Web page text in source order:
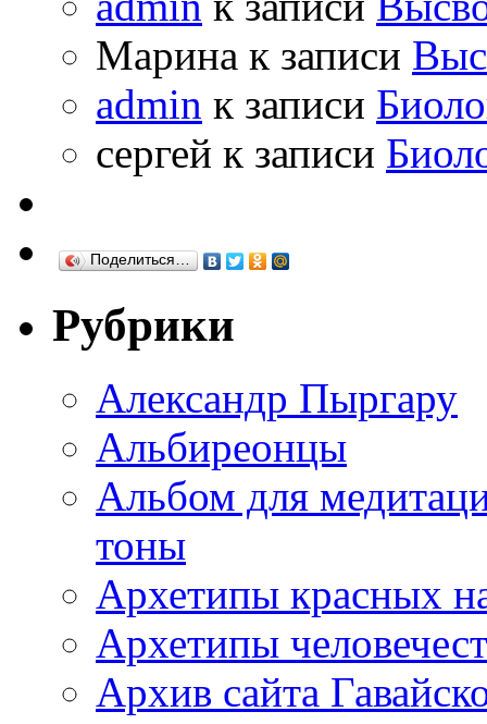
Марина к записи
admin к записи
сергей к записи
Поделиться…
Рубрики
Александр Пыргару
Альбиреонцы
Альбом для
тоны
Архетипы красных
Архетипы
Архив сайта